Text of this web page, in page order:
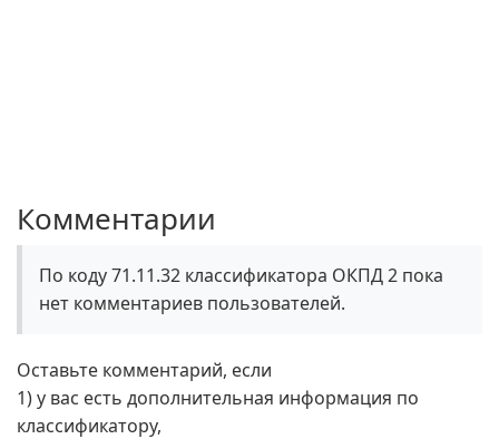
Комментарии
По коду 71.11.32 классификатора ОКПД 2 пока
нет комментариев пользователей.
Оставьте комментарий, если
1) у вас есть дополнительная информация по
классификатору,